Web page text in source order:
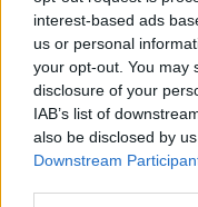
interest-based ads
us or personal
your opt-out. You may
disclosure of your
IAB’s list of
also be disclosed by
Downstream
ι ευάλωτοι
συνεχίσουν να
ανεξάρτητα από
τύπου FFP2/N95/
επίπεδο
χειρουργική
με